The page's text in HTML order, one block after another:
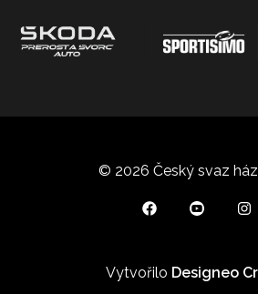
© 2026 Český svaz
Vytvořilo Designeo